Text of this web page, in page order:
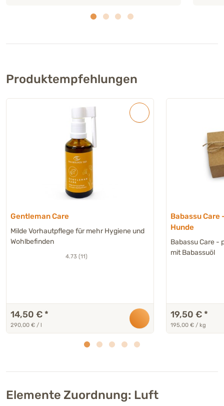
Produktempfehlungen
Gentleman Care
Milde Vorhautpflege für mehr Hygiene und
Wohlbefinden
4.73 (11)
14,50 € *
290,00 € / l
Babassu
Hunde
Babassu Care -
mit Babassuöl
19,50 € *
195,00 € / kg
Elemente Zuordnung: Luft